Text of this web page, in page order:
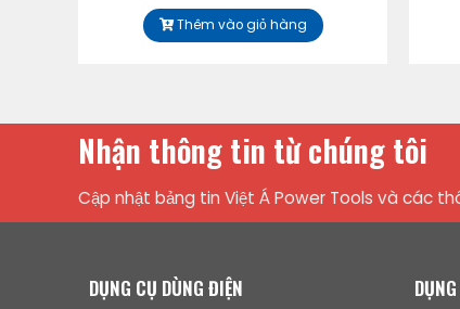
Thêm vào giỏ hàng
Nhận thông tin từ chúng tôi
Cập nhật bảng tin Việt Á Power Tools và các
DỤNG CỤ DÙNG ĐIỆN